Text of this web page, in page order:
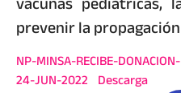
prevenir la propagación
NP-MINSA-RECIBE-
24-JUN-2022 Descarga